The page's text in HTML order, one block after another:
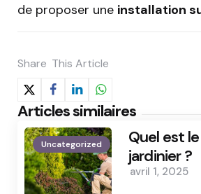
de proposer une installation
Share This Article
Articles similaires
Uncategorized
Quel est
jardinier ?
avril 1, 2025